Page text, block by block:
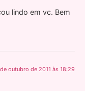
lindo em vc. Bem
outubro de 2011 às 18:29